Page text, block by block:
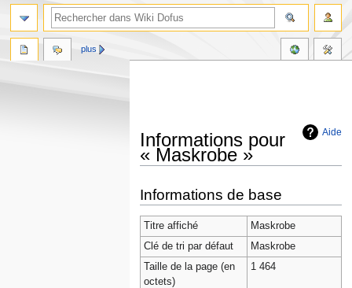
Aide
Informations pour
« Maskrobe »
à
la
navigation
à
la
recherche
Informations de base
Titre affiché
Maskrobe
Clé de tri par défaut
Maskrobe
Taille de la page (en
octets)
1 464
plus